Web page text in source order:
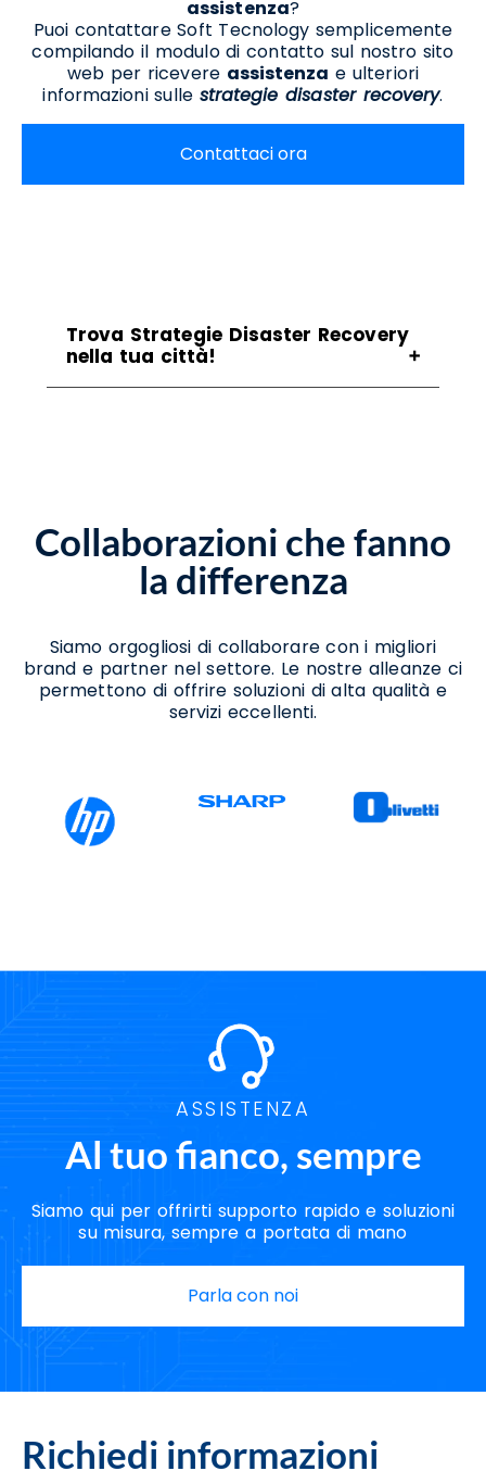
assistenza?
Puoi contattare Soft Tecnology semplicemente
compilando il modulo di contatto sul nostro sito
web per ricevere assistenza e ulteriori
informazioni sulle strategie disaster recovery.
Contattaci ora
Trova Strategie Disaster Recovery
nella tua città!
Collaborazioni che fanno
la differenza
Siamo orgogliosi di collaborare con i migliori
brand e partner nel settore. Le nostre alleanze ci
permettono di offrire soluzioni di alta qualità e
servizi eccellenti.
ASSISTENZA
Al tuo fianco, sempre
Siamo qui per offrirti supporto rapido e soluzioni
su misura, sempre a portata di mano
Parla con noi
Richiedi informazioni